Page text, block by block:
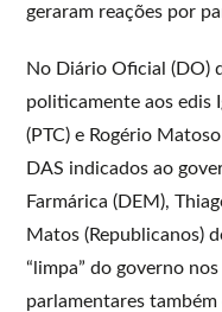
geraram reações por
No Diário Oficial (DO)
politicamente aos edis
(PTC) e Rogério
DAS indicados ao
Farmárica (DEM),
Matos (Republicanos)
“limpa” do governo
parlamentares também